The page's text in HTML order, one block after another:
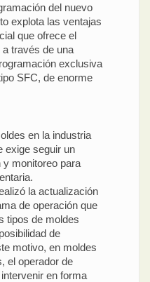
del nuevo
explota las ventajas
que ofrece el
a través de una
exclusiva
SFC, de enorme
en la industria
exige seguir un
y monitoreo para
la actualización
de operación que
tipos de moldes
de
motivo, en moldes
el operador de
en forma